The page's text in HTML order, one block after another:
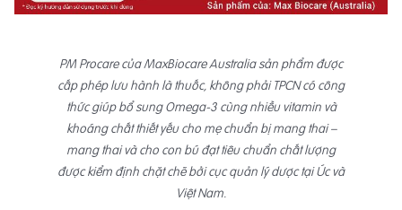
PM Procare của MaxBiocare Australia sản phẩm được
cấp phép lưu hành là thuốc, không phải TPCN có công
thức giúp bổ sung Omega-3 cùng nhiều vitamin và
khoáng chất thiết yếu cho mẹ chuẩn bị mang thai –
mang thai và cho con bú đạt tiêu chuẩn chất lượng
được kiểm định chặt chẽ bởi cục quản lý dược tại Úc và
Việt Nam.